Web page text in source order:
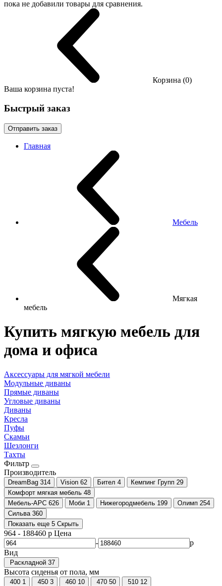
пока не добавили товары для сравнения.
Корзина (0)
Ваша корзина пуста!
Быстрый заказ
Отправить заказ
Главная
Мебель
Мягкая
мебель
Купить мягкую мебель для
дома и офиса
Аксессуары для мягкой мебели
Модульные диваны
Прямые диваны
Угловые диваны
Диваны
Кресла
Пуфы
Скамьи
Шезлонги
Тахты
Фильтр
Производитель
DreamBag 314 Vision 62 Бител 4 Кемпинг Групп 29
Комфорт мягкая мебель 48
Мебель-АРС 626 Моби 1 Нижегородмебель 199 Олимп 254
Сильва 360
Показать еще 5 Скрыть
964 - 188460 р Цена
-
р
Вид
Раскладной 37
Высота сиденья от пола, мм
400 1 450 3 460 10 470 50 510 12